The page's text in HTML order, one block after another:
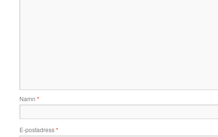
Namn *
E-postadress*